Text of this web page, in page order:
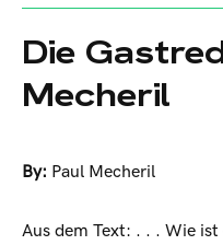
Die
Mecheril
By: Paul Mecheril
Aus dem Text: . . . Wie